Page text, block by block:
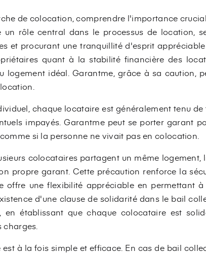
de colocation, comprendre l'importance
un rôle central dans le processus de location,
et procurant une tranquillité d'esprit
quant à la stabilité financière des
logement idéal. Garantme, grâce à sa caution,
chaque locataire est généralement tenu
impayés. Garantme peut se porter garant
si la personne ne vivait pas en colocation.
colocataires partagent un même
propre garant. Cette précaution renforce la
offre une flexibilité appréciable en permettant
d'une clause de solidarité dans le bail
en établissant que chaque colocataire est
à la fois simple et efficace. En cas de bail